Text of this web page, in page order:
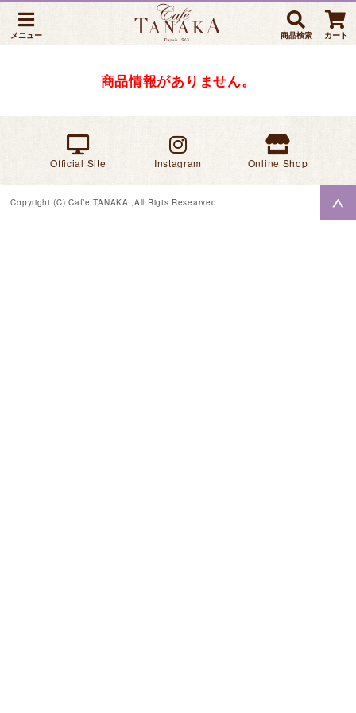
メニュー 商品検索 カート
商品情報がありません。
Official Site Instagram Online Shop
Copyright (C) Caf’e TANAKA ,All Rigts Researved.